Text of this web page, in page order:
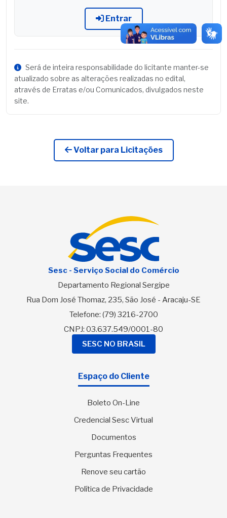
Entrar
Será de inteira responsabilidade do licitante manter-se
atualizado sobre as alterações realizadas no edital,
através de Erratas e/ou Comunicados, divulgados neste
site.
Voltar para Licitações
Sesc - Serviço Social do Comércio
Departamento Regional Sergipe
Rua Dom José Thomaz, 235, São José - Aracaju-SE
Telefone: (79) 3216-2700
CNPJ: 03.637.549/0001-80
SESC NO BRASIL
Espaço do Cliente
Boleto On-Line
Credencial Sesc Virtual
Documentos
Perguntas Frequentes
Renove seu cartão
Política de Privacidade